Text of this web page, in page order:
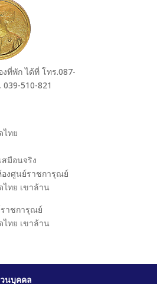
ที่พัก ได้ที่ โทร.087-
039-510-821
ไทย
มือนจริง
องศูนย์ราชการุณย์
ทย เขาล้าน
าชการุณย์
ทย เขาล้าน
นบุคคล